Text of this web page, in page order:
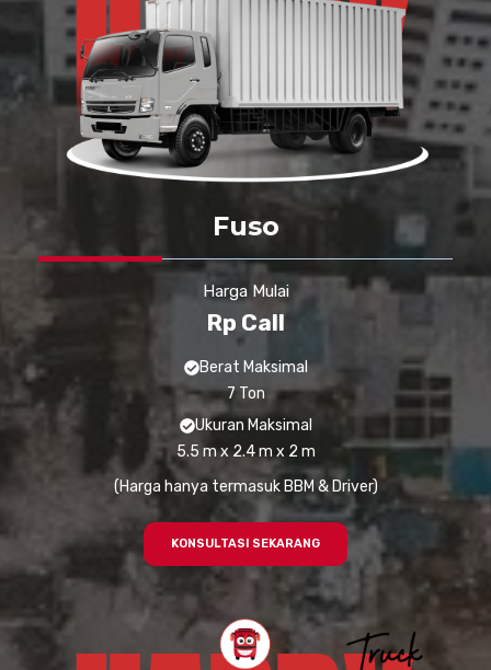
Fuso
Harga Mulai
Rp Call
Berat Maksimal
7 Ton
Ukuran Maksimal
5.5 m x 2.4 m x 2 m
(Harga hanya termasuk BBM & Driver)
KONSULTASI SEKARANG